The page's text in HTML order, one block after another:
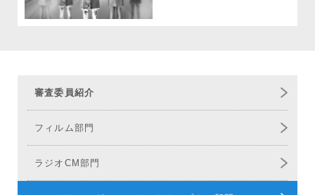
審査委員紹介
フィルム部門
ラジオCM部門